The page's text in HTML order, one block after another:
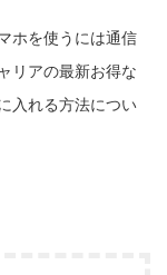
ホを使うには通信
リアの最新お得な
入れる方法につい